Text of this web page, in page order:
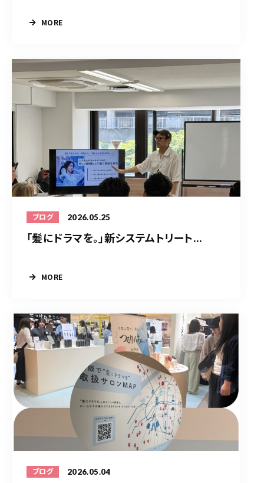
MORE
ブログ 2026.05.25
「髪にドラマを。」新システムトリート...
MORE
ブログ 2026.05.04